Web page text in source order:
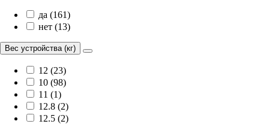
да (161)
нет (13)
Вес устройства (кг)
12 (23)
10 (98)
11 (1)
12.8 (2)
12.5 (2)